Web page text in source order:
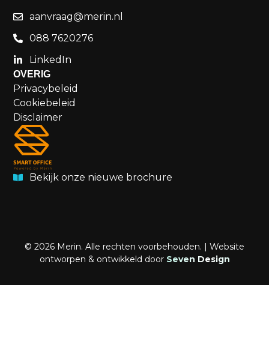
aanvraag@merin.nl
088 7620276
LinkedIn
OVERIG
Privacybeleid
Cookiebeleid
Disclaimer
Bekijk onze nieuwe brochure
© 2026 Merin. Alle rechten voorbehouden. | Website
ontworpen & ontwikkeld door Seven Design